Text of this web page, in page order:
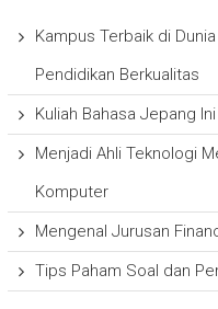
Kampus Terbaik di
Pendidikan Berkualitas
Kuliah Bahasa Jepang
Menjadi Ahli Teknologi
Komputer
Mengenal Jurusan
Tips Paham Soal dan